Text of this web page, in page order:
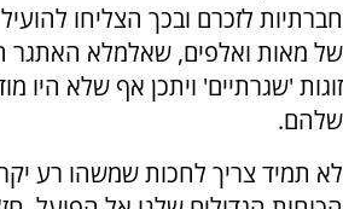
חברתיות לזכרם ובכך הצליחו
של מאות ואלפים, שאלמלא האתגר
זוגות 'שגרתיים' ויתכן אף שלא היו
שלהם.
לא תמיד צריך לחכות שמשהו רע